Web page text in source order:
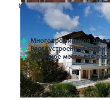
Санаторий
5 отзывов
Улан-Удэ
Многопрофильная
Благоустроенная
Отличное место для
Профилей лечения:7
Нет цен илиВыбрать